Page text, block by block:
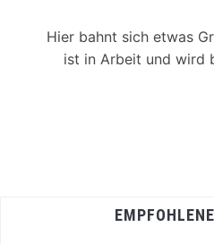
Hier bahnt sich etwas
ist in Arbeit und wird